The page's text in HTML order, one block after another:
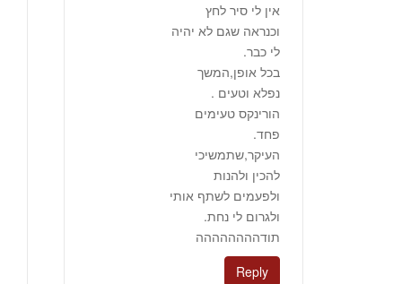
אין לי סיר לחץ
וכנראה שגם לא יהיה
לי כבר.
בכל אופן,המשך
נפלא וטעים .
הורינקס טעימים
פחד.
העיקר,שתמשיכי
להכין ולהנות
ולפעמים לשתף אותי
ולגרום לי נחת.
תודהההההההה
Reply